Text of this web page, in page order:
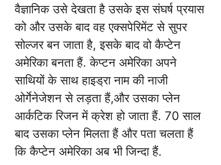
वैज्ञानिक उसे देखता है उसके इस संघर्ष प्रयास
को और उसके बाद वह एक्सपेरिमेंट से सुपर
सोल्जर बन जाता है, इसके बाद वो कैप्टेन
अमेरिका बनता हैं. केप्टन अमेरिका अपने
साथियों के साथ हाइड्रा नाम की नाजी
ओर्गेनेजेशन से लड़ता हैं,और उसका प्लेन
आर्कटिक रिजन में क्रेश हो जाता हैं. 70 साल
बाद उसका प्लेन मिलता हैं और पता चलता हैं
कि कैप्टेन अमेरिका अब भी जिन्दा हैं.